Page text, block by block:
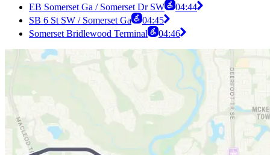
EB Somerset Ga / Somerset Dr SW
04:44
SB 6 St SW / Somerset Ga
04:45
Somerset Bridlewood Terminal
04:46